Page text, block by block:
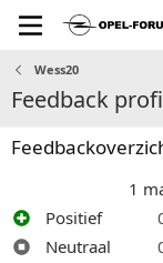
Wess20
Feedback
1
Positief
Neutraal